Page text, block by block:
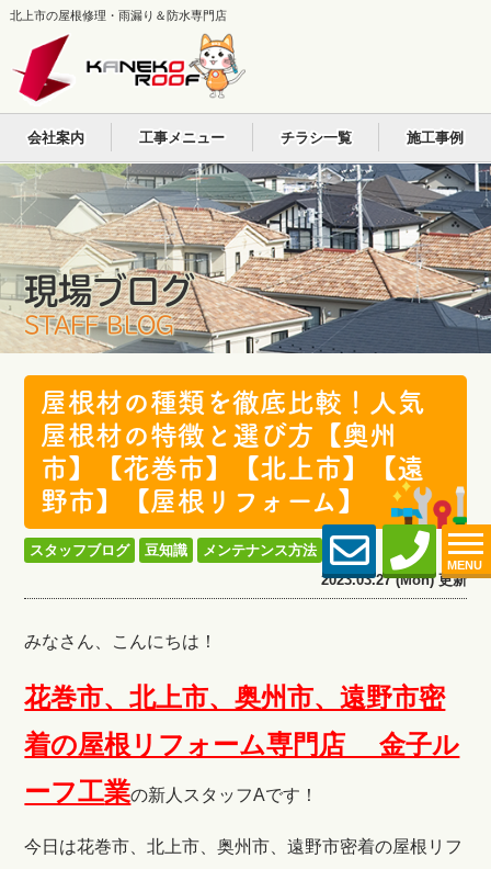
北上市の屋根修理・雨漏り＆防水専門店
MENU
会社案内 工事メニュー チラシ一覧 施工事例
現場ブログ
STAFF BLOG
屋根材の種類を徹底比較！人気
屋根材の特徴と選び方【奥州
市】【花巻市】【北上市】【遠
野市】【屋根リフォーム】
スタッフブログ 豆知識
メンテナンス方法
2023.03.27 (Mon) 更新
みなさん、こんにちは！
花巻市、北上市、奥州市、遠野市密
着の屋根リフォーム専門店 金子ル
ーフ工業の新人スタッフAです！
今日は花巻市、北上市、奥州市、遠野市密着の屋根リフ